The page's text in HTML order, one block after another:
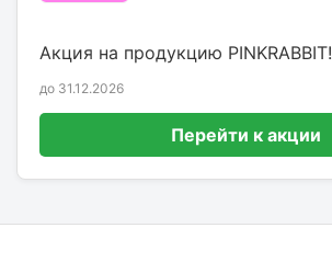
Акция на продукцию PINKRABBIT!
до 31.12.2026
Перейти к акции